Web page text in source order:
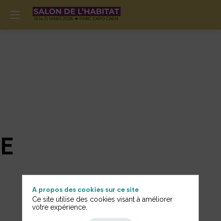
A propos des cookies sur ce site
Ce site utilise des cookies visant à améliorer
votre expérience.